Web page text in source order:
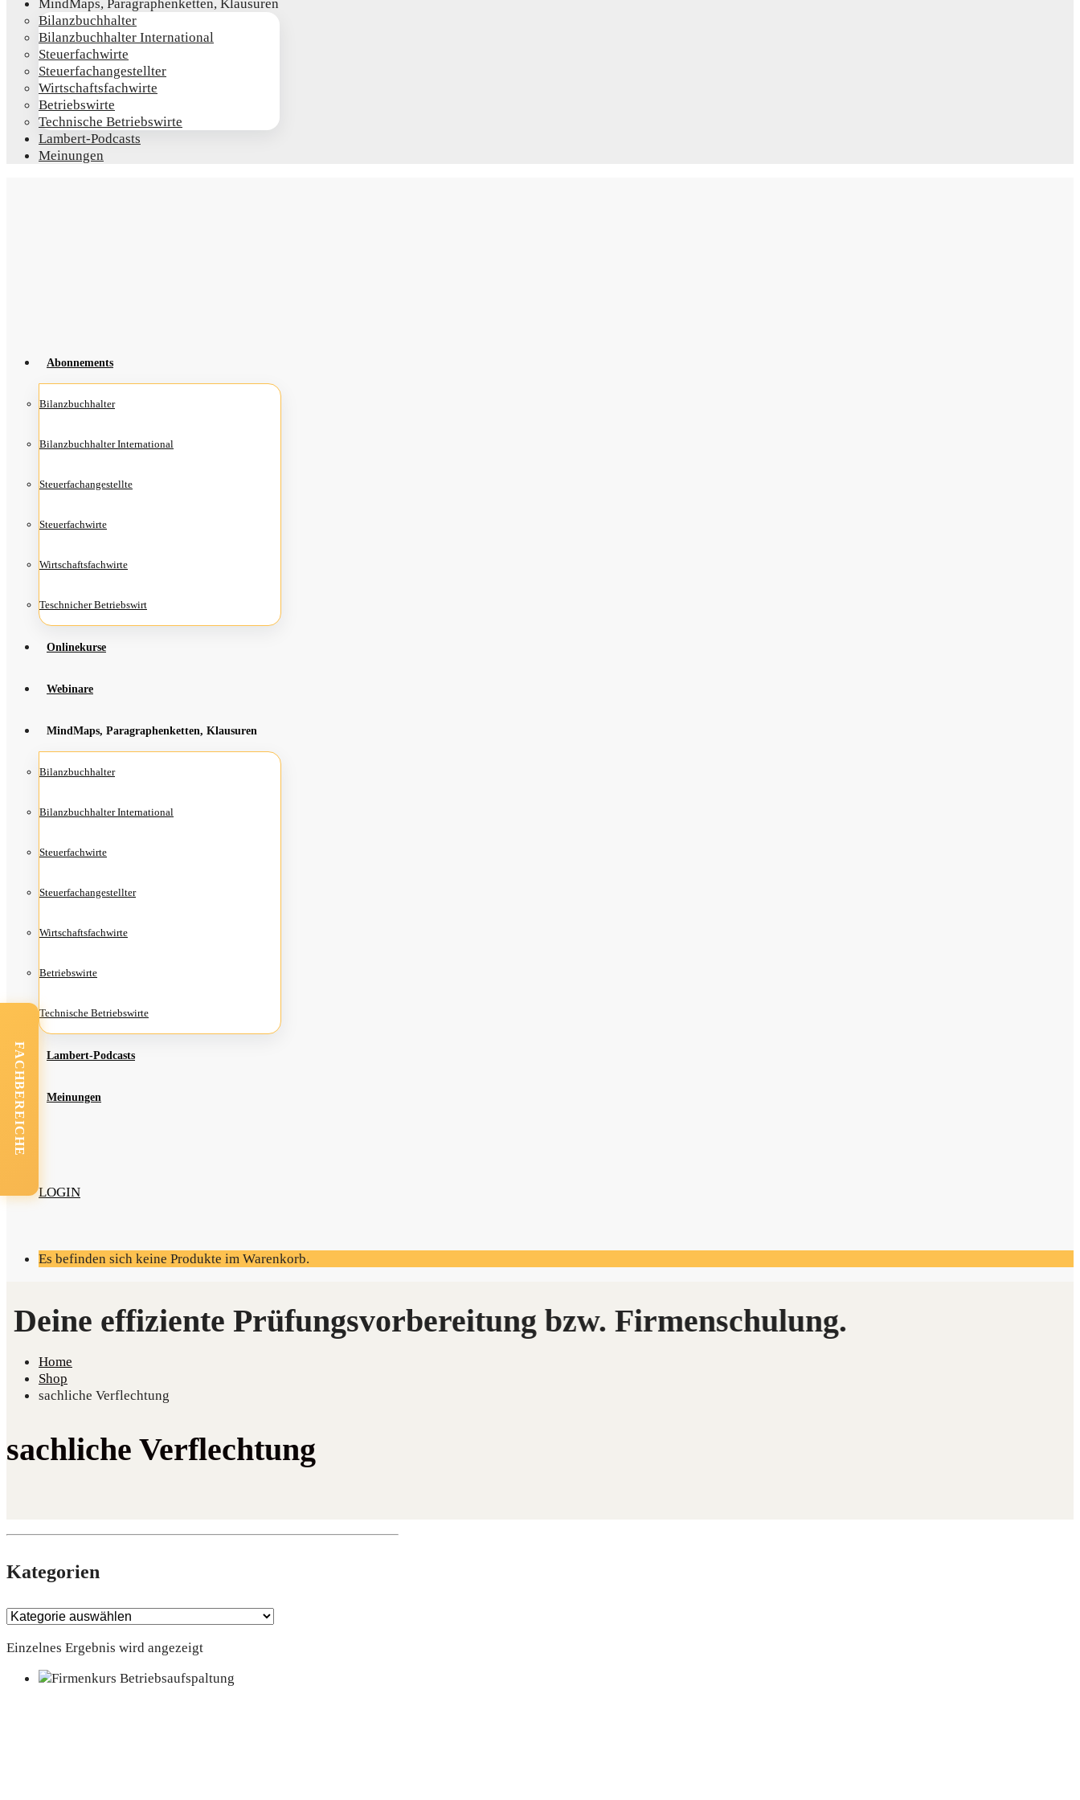
Mind­Maps, Para­gra­phen­ket­ten, Klausuren
Bilanz­buch­hal­ter
Bilanz­buch­hal­ter International
Steu­er­fach­wir­te
Steu­er­fach­an­ge­stell­ter
Wirt­schafts­fach­wir­te
Betriebs­wir­te
Tech­ni­sche Betriebswirte
Lam­­bert-Pod­­casts
Mei­nun­gen
Abon­ne­ments
Bilanz­buch­hal­ter
Bilanz­buch­hal­ter International
Steu­er­fach­an­ge­stell­te
Steu­er­fach­wir­te
Wirt­schafts­fach­wir­te
Teschni­cher Betriebswirt
Online­kur­se
Web­i­na­re
Mind­Maps, Para­gra­phen­ket­ten, Klausuren
Bilanz­buch­hal­ter
Bilanz­buch­hal­ter International
Steu­er­fach­wir­te
Steu­er­fach­an­ge­stell­ter
Wirt­schafts­fach­wir­te
Betriebs­wir­te
Tech­ni­sche Betriebswirte
Lam­­bert-Pod­­casts
Mei­nun­gen
LOGIN
Es befinden sich keine Produkte im Warenkorb.
Home
Shop
sachliche Verflechtung
sachliche Verflechtung
Kate­go­rien
Einzelnes Ergebnis wird angezeigt
FACHBEREICHE